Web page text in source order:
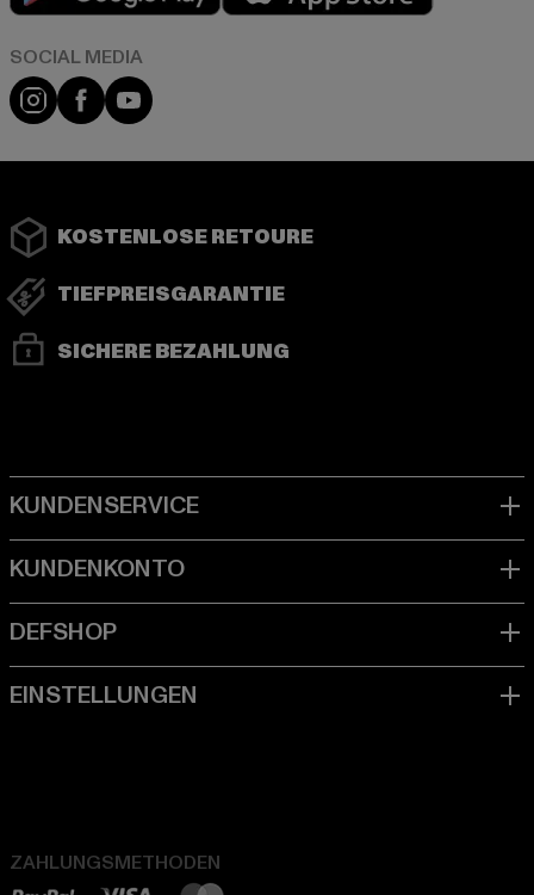
Instagram
FacebookYouTube
KOSTENLOSE RETOURE
TIEFPREISGARANTIE
SICHERE BEZAHLUNG
ZAHLUNGSMETHODEN